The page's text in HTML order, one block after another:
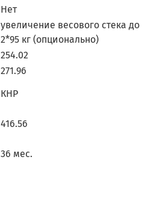
Нет
увеличение весового стека до
2*95 кг (опционально)
254.02
271.96
КНР
416.56
36 мес.